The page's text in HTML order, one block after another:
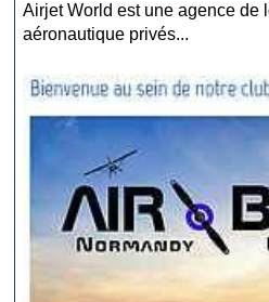
Airjet World est une agence de
aéronautique privés...